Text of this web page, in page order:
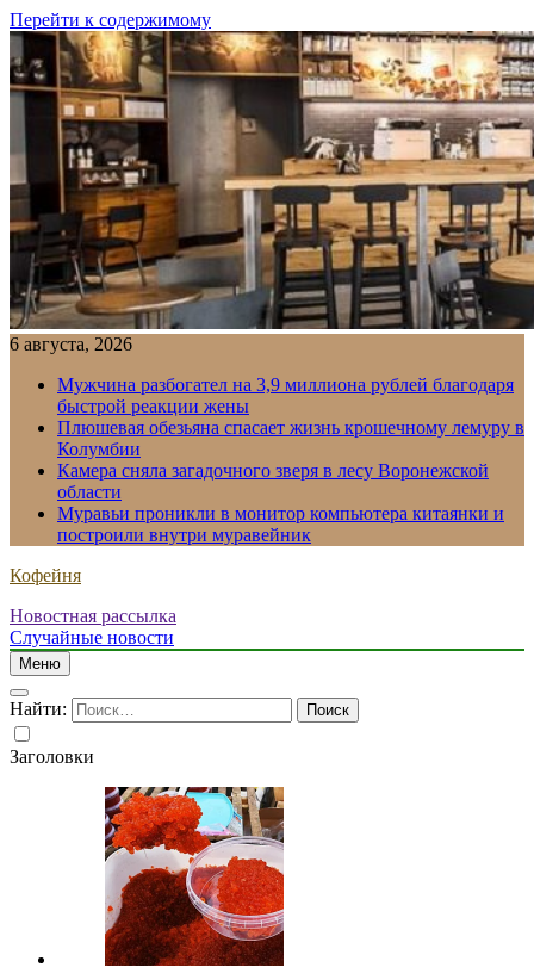
Перейти к содержимому
6 августа, 2026
Мужчина разбогател на 3,9 миллиона рублей благодаря
быстрой реакции жены
Плюшевая обезьяна спасает жизнь крошечному лемуру в
Колумбии
Камера сняла загадочного зверя в лесу Воронежской
области
Муравьи проникли в монитор компьютера китаянки и
построили внутри муравейник
Кофейня
Новостная рассылка
Случайные новости
Меню
Найти:
Заголовки